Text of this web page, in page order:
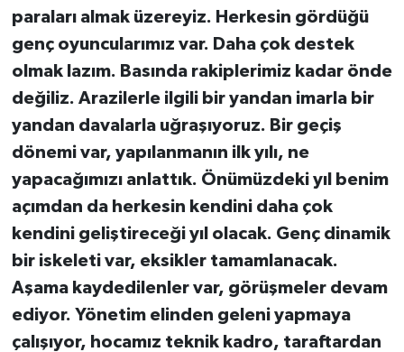
paraları almak üzereyiz. Herkesin gördüğü
genç oyuncularımız var. Daha çok destek
olmak lazım. Basında rakiplerimiz kadar önde
değiliz. Arazilerle ilgili bir yandan imarla bir
yandan davalarla uğraşıyoruz. Bir geçiş
dönemi var, yapılanmanın ilk yılı, ne
yapacağımızı anlattık. Önümüzdeki yıl benim
açımdan da herkesin kendini daha çok
kendini geliştireceği yıl olacak. Genç dinamik
bir iskeleti var, eksikler tamamlanacak.
Aşama kaydedilenler var, görüşmeler devam
ediyor. Yönetim elinden geleni yapmaya
çalışıyor, hocamız teknik kadro, taraftardan